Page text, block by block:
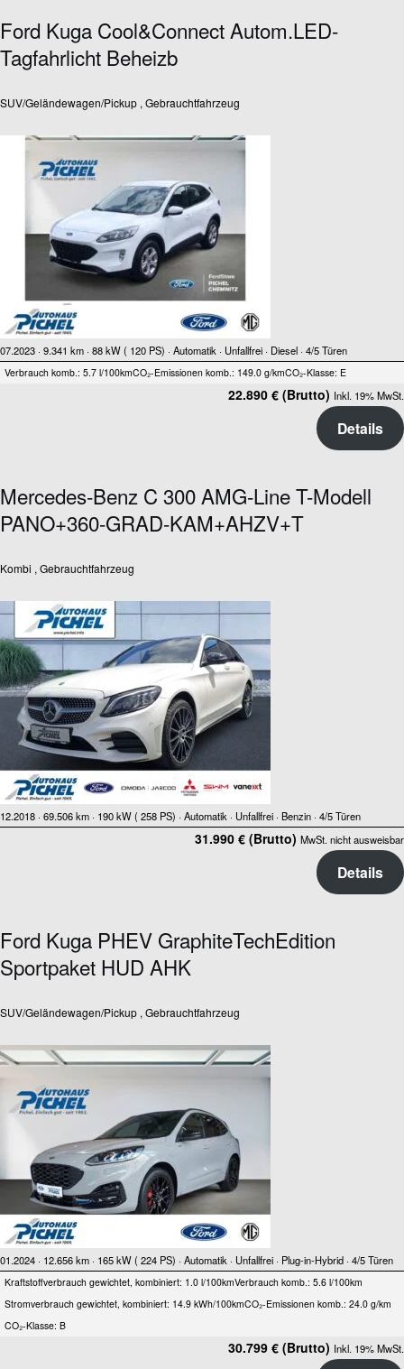
Ford Kuga Cool&Connect Autom.LED-
Tagfahrlicht Beheizb
SUV/Geländewagen/Pickup , Gebrauchtfahrzeug
07.2023 · 9.341 km · 88 kW ( 120 PS) · Automatik · Unfallfrei · Diesel · 4/5 Türen
Verbrauch komb.: 5.7 l/100kmCO₂-Emissionen komb.: 149.0 g/kmCO₂-Klasse: E
22.890 € (Brutto) Inkl. 19% MwSt.
Details
Mercedes-Benz C 300 AMG-Line T-Modell
PANO+360-GRAD-KAM+AHZV+T
Kombi , Gebrauchtfahrzeug
12.2018 · 69.506 km · 190 kW ( 258 PS) · Automatik · Unfallfrei · Benzin · 4/5 Türen
31.990 € (Brutto) MwSt. nicht ausweisbar
Details
Ford Kuga PHEV GraphiteTechEdition
Sportpaket HUD AHK
SUV/Geländewagen/Pickup , Gebrauchtfahrzeug
01.2024 · 12.656 km · 165 kW ( 224 PS) · Automatik · Unfallfrei · Plug-in-Hybrid · 4/5 Türen
Kraftstoffverbrauch gewichtet, kombiniert: 1.0 l/100kmVerbrauch komb.: 5.6 l/100km
Stromverbrauch gewichtet, kombiniert: 14.9 kWh/100kmCO₂-Emissionen komb.: 24.0 g/km
CO₂-Klasse: B
30.799 € (Brutto) Inkl. 19% MwSt.